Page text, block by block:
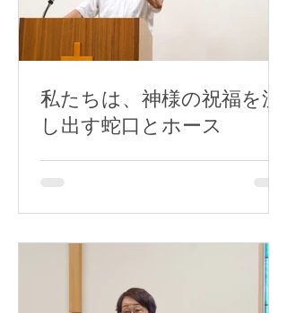
私たちは、神様の祝福を流
し出す蛇口とホース